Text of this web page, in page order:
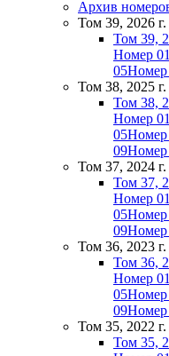
Архив
Том 39, 2026 г.
Том 39,
Номер 01
05Номер
Том 38, 2025 г.
Том 38,
Номер 01
05Номер
09Номер
Том 37, 2024 г.
Том 37,
Номер 01
05Номер
09Номер
Том 36, 2023 г.
Том 36,
Номер 01
05Номер
09Номер
Том 35, 2022 г.
Том 35,